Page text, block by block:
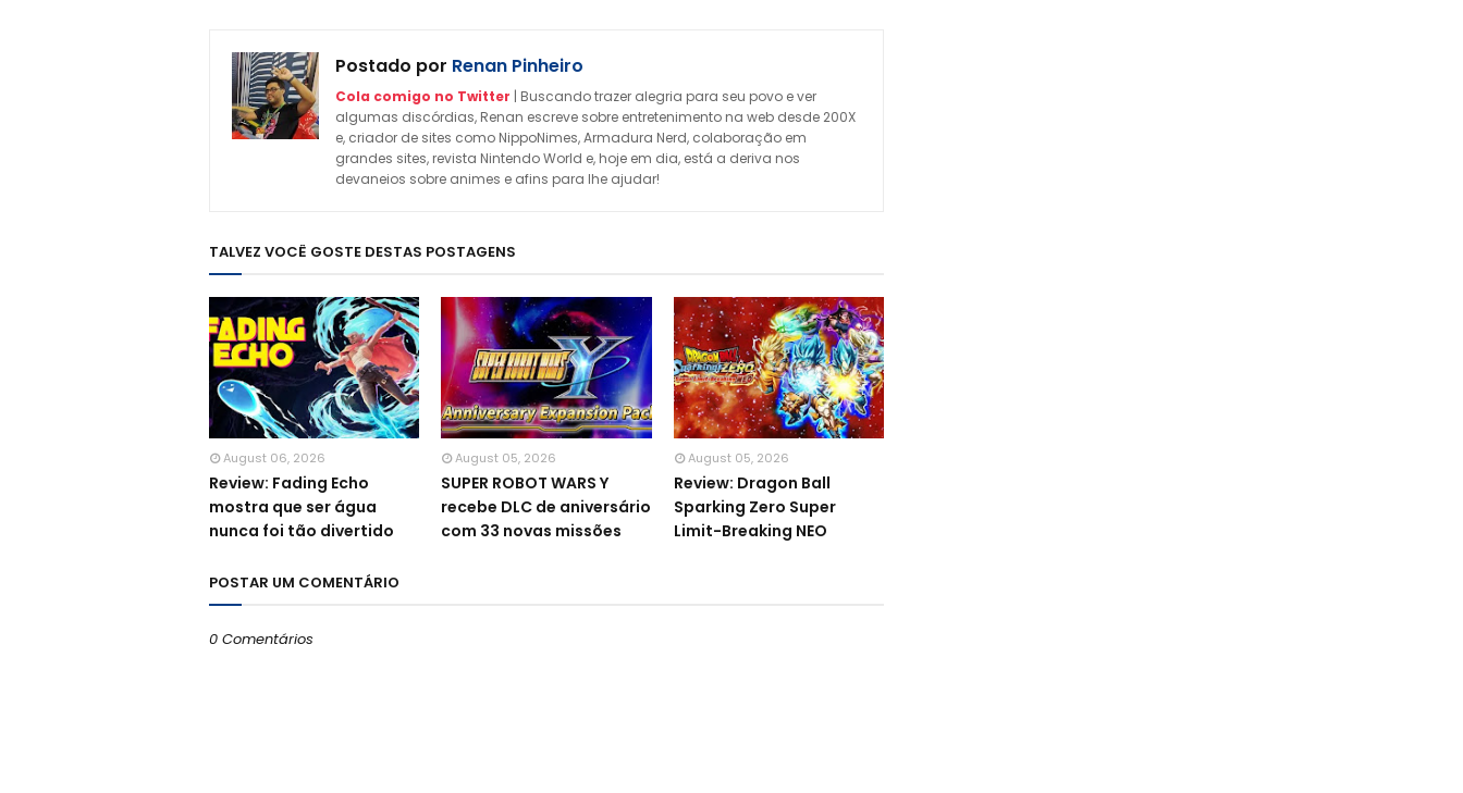
Postado por Renan Pinheiro
Cola comigo no Twitter | Buscando trazer alegria para seu povo e ver
algumas discórdias, Renan escreve sobre entretenimento na web desde 200X
e, criador de sites como NippoNimes, Armadura Nerd, colaboração em
grandes sites, revista Nintendo World e, hoje em dia, está a deriva nos
devaneios sobre animes e afins para lhe ajudar!
TALVEZ VOCÊ GOSTE DESTAS POSTAGENS
August 06, 2026
Review: Fading Echo
mostra que ser água
nunca foi tão divertido
August 05, 2026
SUPER ROBOT WARS Y
recebe DLC de aniversário
com 33 novas missões
August 05, 2026
Review: Dragon Ball
Sparking Zero Super
Limit-Breaking NEO
POSTAR UM COMENTÁRIO
0 Comentários